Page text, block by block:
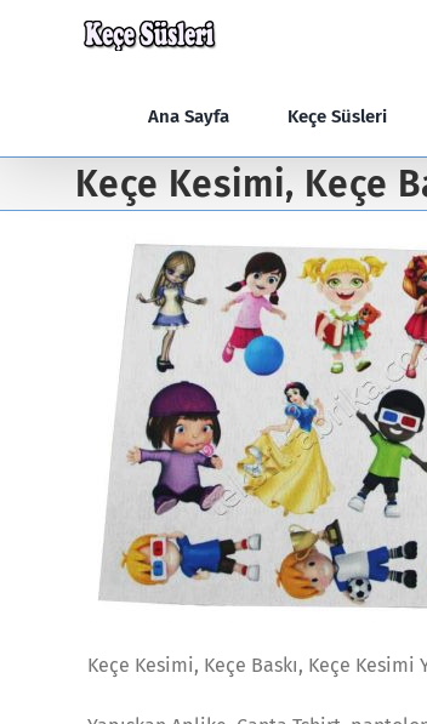
Ana Sayfa Keçe Süsleri
Keçe Kesimi, Keçe
Keçe Kesimi, Keçe Baskı, Keçe Kesimi